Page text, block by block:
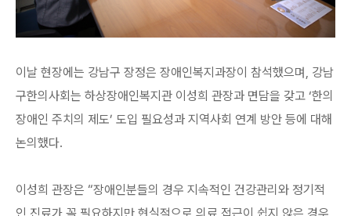
이날 현장에는 강남구 장정은 장애인복지과장이 참석했으며, 강남
구한의사회는 하상장애인복지관 이성희 관장과 면담을 갖고 ‘한의
장애인 주치의 제도’ 도입 필요성과 지역사회 연계 방안 등에 대해
논의했다.
이성희 관장은 “장애인분들의 경우 지속적인 건강관리와 정기적